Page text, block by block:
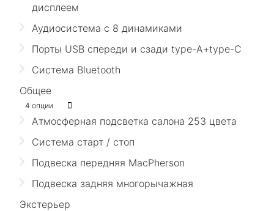
дисплеем
Аудиосистема с 8 динамиками
Порты USB спереди и сзади type-A+type-C
Система Bluetooth
Общее
4 опции
Атмосферная подсветка салона 253 цвета
Система старт / стоп
Подвеска передняя MacPherson
Подвеска задняя многорычажная
Экстерьер